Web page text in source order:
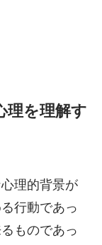
理を理解す
理的背景が
行動であっ
ものであっ